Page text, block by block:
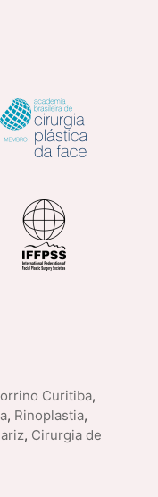
Curitiba,
, Rinoplastia,
, Cirurgia de